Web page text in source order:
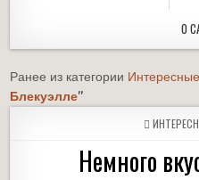
О
Ранее из категории
Блекуэлле"
POSTED
IN
Немного